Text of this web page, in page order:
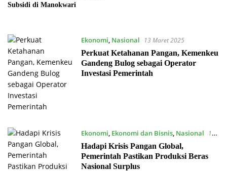
Subsidi di Manokwari
Ekonomi, Nasional
13 Maret 2025
Perkuat Ketahanan Pangan, Kemenkeu
Gandeng Bulog sebagai Operator
Investasi Pemerintah
Ekonomi, Ekonomi dan Bisnis, Nasional
13
Maret 2025
Hadapi Krisis Pangan Global,
Pemerintah Pastikan Produksi Beras
Nasional Surplus